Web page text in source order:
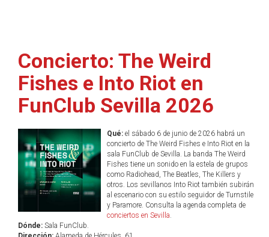
Concierto: The Weird
Fishes e Into Riot en
FunClub Sevilla 2026
Qué:el sábado 6 de junio de 2026 habrá un
concierto de The Weird Fishes e Into Riot en la
sala FunClub de Sevilla. La banda The Weird
Fishes tiene un sonido en la estela de grupos
como Radiohead, The Beatles, The Killers y
otros. Los sevillanos Into Riot también subirán
al escenario con su estilo seguidor de Turnstile
y Paramore. Consulta la agenda completa de
conciertos en Sevilla.
Dónde: Sala FunClub.